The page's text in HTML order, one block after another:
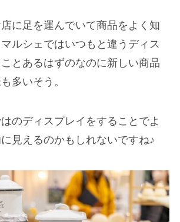
に足を運んでいて商品をよく知
ルシェではいつもと違うディス
とあるはずのなのに新しい商品
多いそう。
のディスプレイをすることでよ
見えるのかもしれないですね♪